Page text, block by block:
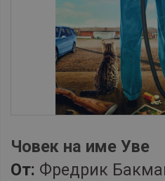
Човек на име Уве
От: Фредрик